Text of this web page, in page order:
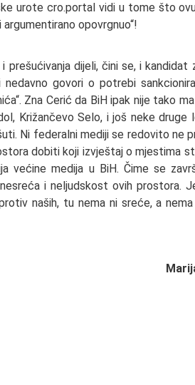
urote cro.portal vidi u tome što
opovrgnuo“!
prešućivanja dijeli, čini se, i
govori o potrebi
Zna Cerić da BiH ipak nije tako
Križančevo Selo, i još neke druge
Ni federalni mediji se redovito ne
dobiti koji izvještaj o mjestima
većine medija u BiH. Čime se
i neljudskost ovih prostora.
naših, tu nema ni sreće, a